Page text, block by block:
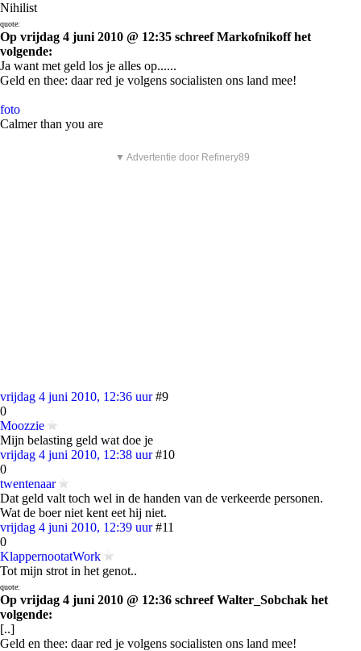
Nihilist
quote:
Op vrijdag 4 juni 2010 @ 12:35 schreef Markofnikoff het
volgende:
Ja want met geld los je alles op......
Geld en thee: daar red je volgens socialisten ons land mee!
foto
Calmer than you are
▼ Advertentie door Refinery89
vrijdag 4 juni 2010, 12:36 uur #9
0
Moozzie
Mijn belasting geld wat doe je
vrijdag 4 juni 2010, 12:38 uur #10
0
twentenaar
Dat geld valt toch wel in de handen van de verkeerde personen.
Wat de boer niet kent eet hij niet.
vrijdag 4 juni 2010, 12:39 uur #11
0
KlappernootatWork
Tot mijn strot in het genot..
quote:
Op vrijdag 4 juni 2010 @ 12:36 schreef Walter_Sobchak het
volgende:
[..]
Geld en thee: daar red je volgens socialisten ons land mee!